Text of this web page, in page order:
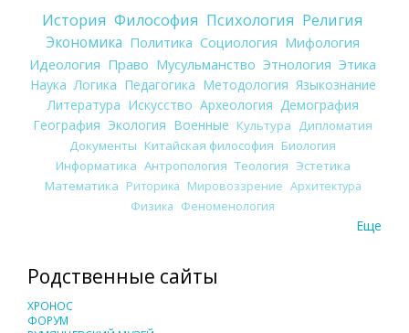
История Философия Психология Религия
Экономика Политика Социология Мифология
Идеология Право Мусульманство Этнология Этика
Наука Логика Педагогика Методология Языкознание
Литература Искусство Археология Демография
География Экология Военные Культура
Дипломатия
Документы Китайская философия Биология
Информатика Антропология Теология Эстетика
Математика Риторика Мировоззрение Архитектура
Физика Феноменология
Еще
Родственные сайты
ХРОНОС
ФОРУМ